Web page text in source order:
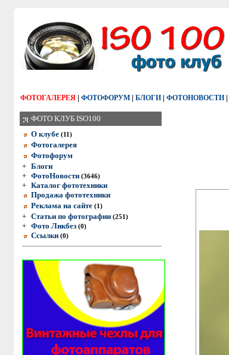
ФОТОГАЛЕРЕЯ | ФОТОФОРУМ | БЛОГИ | ФОТОНОВОСТИ |
ФОТО КЛУБ ISO100
О клубе (11)
Фотогалерея
Фотофорум
+ Блоги
+ ФотоНовости (3646)
+ Каталог фототехники
Продажа фототехники
Реклама на сайте (1)
+ Статьи по фотографии (251)
+ Фото Ликбез (0)
Ссылки (0)